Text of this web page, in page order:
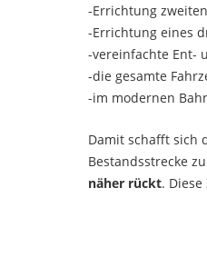
-Errichtung
-Errichtung eines
-vereinfachte Ent-
-die gesamte
-im modernen
Damit schafft sich
Bestandsstrecke
näher rückt.